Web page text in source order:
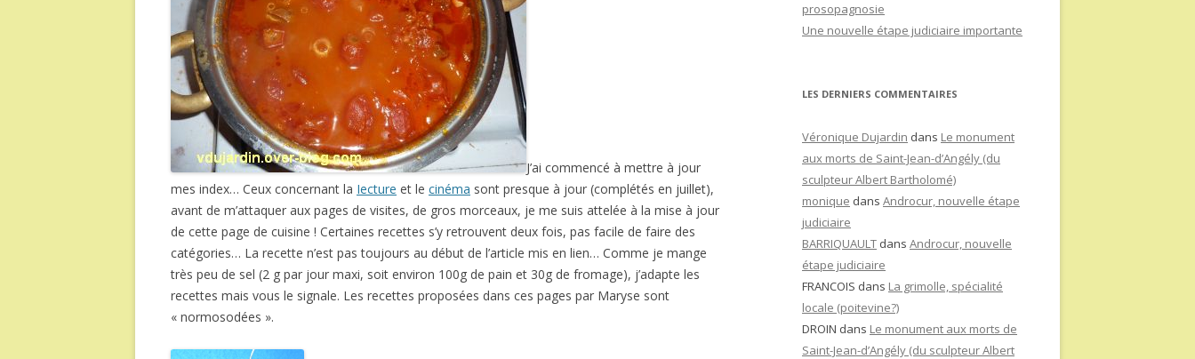
J’ai commencé à mettre à jour
mes index… Ceux concernant la Iecture et le cinéma sont presque à jour (complétés en juillet),
avant de m’attaquer aux pages de visites, de gros morceaux, je me suis attelée à la mise à jour
de cette page de cuisine ! Certaines recettes s’y retrouvent deux fois, pas facile de faire des
catégories… La recette n’est pas toujours au début de l’article mis en lien… Comme je mange
très peu de sel (2 g par jour maxi, soit environ 100g de pain et 30g de fromage), j’adapte les
recettes mais vous le signale. Les recettes proposées dans ces pages par Maryse sont
« normosodées ».
prosopagnosie
Une nouvelle étape judiciaire importante
LES DERNIERS COMMENTAIRES
Véronique Dujardin dans Le monument
aux morts de Saint-Jean-d’Angély (du
sculpteur Albert Bartholomé)
monique dans Androcur, nouvelle étape
judiciaire
BARRIQUAULT dans Androcur, nouvelle
étape judiciaire
FRANCOIS dans La grimolle, spécialité
locale (poitevine?)
DROIN dans Le monument aux morts de
Saint-Jean-d’Angély (du sculpteur Albert